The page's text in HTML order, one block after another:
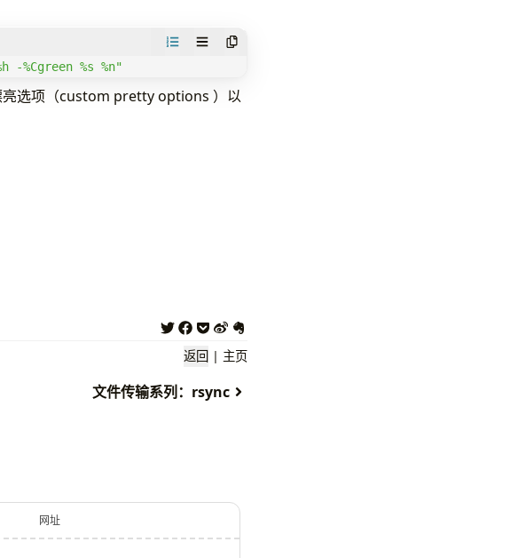
-%Cgreen %s %n"
亮选项（custom pretty options ）以
返回 | 主页
文件传输系列：rsync
网址